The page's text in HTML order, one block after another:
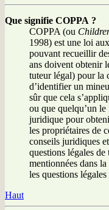
Que signifie COPPA ?
COPPA (ou
1998) est une loi
pouvant recueillir
ans doivent obtenir
tuteur légal) pour la
d’identifier un
sûr que cela
ou que quelqu’un
juridique pour
les propriétaires de
conseils juridiques
questions légales de
mentionnées dans
les questions
Haut